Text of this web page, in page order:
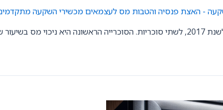
- האצת פנסיה והטבות מס לעצמאיםמכשירי השקעה